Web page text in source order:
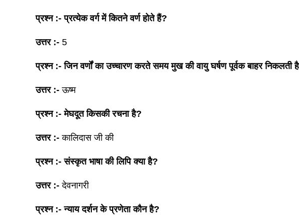
प्रश्न :- प्रत्येक वर्ग में कितने वर्ण होते हैं?
उत्तर :- 5
प्रश्न :- जिन वर्णों का उच्चारण करते समय मुख की वायु घर्षण पूर्वक बाहर निकलती
उत्तर :-ऊष्म
प्रश्न :- मेघदूत किसकी रचना है?
उत्तर :-कालिदास जी की
प्रश्न :- संस्कृत भाषा की लिपि क्या है?
उत्तर :- देवनागरी
प्रश्न :- न्याय दर्शन के प्रणेता कौन है?